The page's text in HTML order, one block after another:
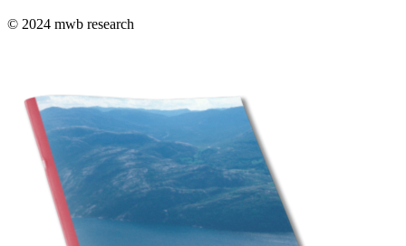
© 2024 mwb research